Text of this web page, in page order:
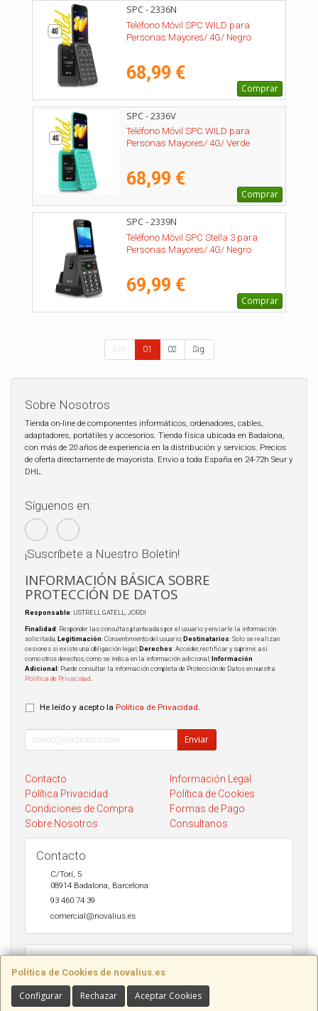
SPC - 2336N
Teléfono Móvil SPC WILD para
Personas Mayores/ 4G/ Negro
68,99 €
Comprar
SPC - 2336V
Teléfono Móvil SPC WILD para
Personas Mayores/ 4G/ Verde
68,99 €
Comprar
SPC - 2339N
Teléfono Móvil SPC Stella 3 para
Personas Mayores/ 4G/ Negro
69,99 €
Comprar
Ant. 01 02 Sig.
Política de Cookies de novalius.es
Configurar Rechazar Aceptar Cookies
Sobre Nosotros
Tienda on-line de componentes informáticos, ordenadores, cables,
adaptadores, portátiles y accesorios. Tienda física ubicada en Badalona,
con más de 20 años de experiencia en la distribución y servicios. Precios
de oferta directamente de mayorista. Envio a toda España en 24-72h Seur y
DHL.
Síguenos en:
¡Suscríbete a Nuestro Boletín!
INFORMACIÓN BÁSICA SOBRE
PROTECCIÓN DE DATOS
Responsable: USTRELL GATELL, JORDI
Finalidad: Responder las consultas planteadas por el usuario y enviarle la información
solicitada;Legitimación: Consentimiento del usuario;Destinatarios: Solo se realizan
cesiones si existe una obligación legal;Derechos: Acceder, rectificar y suprimir, así
como otros derechos, como se indica en la información adicional;Información
Adicional: Puede consultar la información completa de Protección de Datos en nuestra
Política de Privacidad
He leído y acepto la Política de Privacidad.
Enviar
Contacto
Información Legal
Política Privacidad
Política de Cookies
Condiciones de Compra
Formas de Pago
Sobre Nosotros
Consultanos
Contacto
C/Torí, 5
08914 Badalona, Barcelona
93 460 74 39
comercial@novalius.es
20h. Sábados de 10h a 14h. Envio a toda España en 24-72h Seur y
DHL.